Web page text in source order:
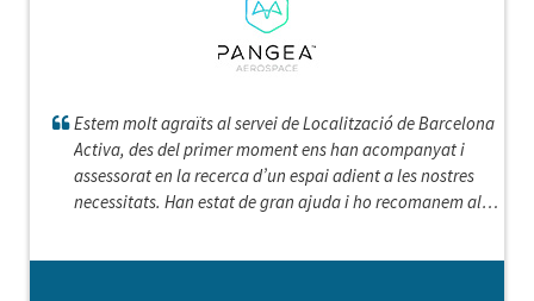
Estem molt agraïts al servei de Localització de Barcelona
Activa, des del primer moment ens han acompanyat i
assessorat en la recerca d’un espai adient a les nostres
necessitats. Han estat de gran ajuda i ho recomanem al